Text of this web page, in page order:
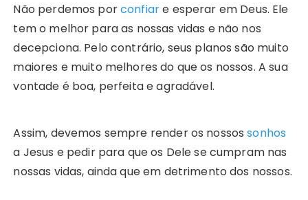
Não perdemos porconfiare esperar em Deus. Ele
tem o melhor para as nossas vidas e não nos
decepciona. Pelo contrário, seus planos são muito
maiores e muito melhores do que os nossos. A sua
vontade é boa, perfeita e agradável.
Assim, devemos sempre render os nossossonhos
a Jesus e pedir para que os Dele se cumpram nas
nossas vidas, ainda que em detrimento dos nossos.